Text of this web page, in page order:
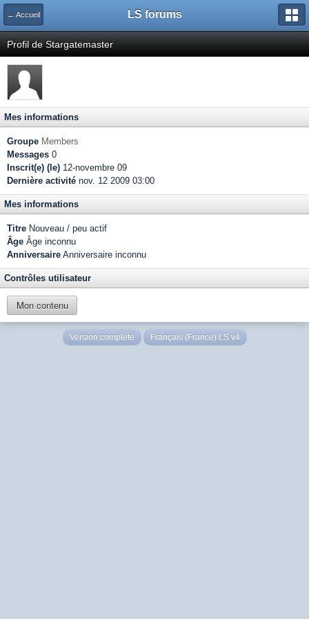
← Accueil LS forums
Profil de Stargatemaster
Mes informations
Groupe Members
Messages 0
Inscrit(e) (le) 12-novembre 09
Dernière activité nov. 12 2009 03:00
Mes informations
Titre Nouveau / peu actif
Âge Âge inconnu
Anniversaire Anniversaire inconnu
Contrôles utilisateur
Mon contenu
Version complète Français (France) LS v4